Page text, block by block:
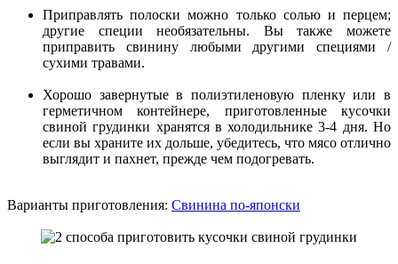
Приправлять полоски можно только солью и перцем;
другие специи необязательны. Вы также можете
приправить свинину любыми другими специями /
сухими травами.
Хорошо завернутые в полиэтиленовую пленку или в
герметичном контейнере, приготовленные кусочки
свиной грудинки хранятся в холодильнике 3-4 дня. Но
если вы храните их дольше, убедитесь, что мясо отлично
выглядит и пахнет, прежде чем подогревать.
Варианты приготовления: Свинина по-японски